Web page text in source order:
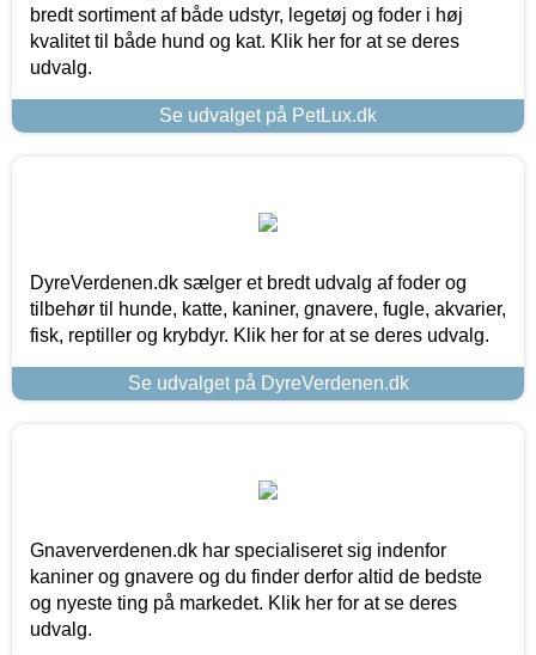
bredt sortiment af både udstyr, legetøj og foder i høj
kvalitet til både hund og kat. Klik her for at se deres
udvalg.
Se udvalget på PetLux.dk
DyreVerdenen.dk sælger et bredt udvalg af foder og
tilbehør til hunde, katte, kaniner, gnavere, fugle, akvarier,
fisk, reptiller og krybdyr. Klik her for at se deres udvalg.
Se udvalget på DyreVerdenen.dk
Gnaververdenen.dk har specialiseret sig indenfor
kaniner og gnavere og du finder derfor altid de bedste
og nyeste ting på markedet. Klik her for at se deres
udvalg.